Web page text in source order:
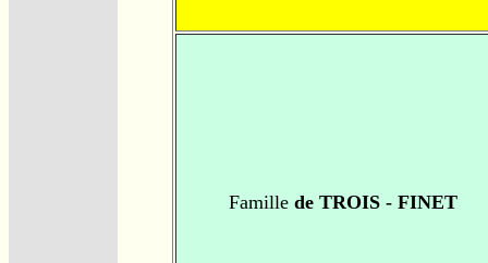
Famillede TROIS - FINET